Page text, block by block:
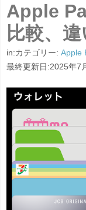
Apple
比較、
in:カテゴリー:Apple
最終更新日:2025年7